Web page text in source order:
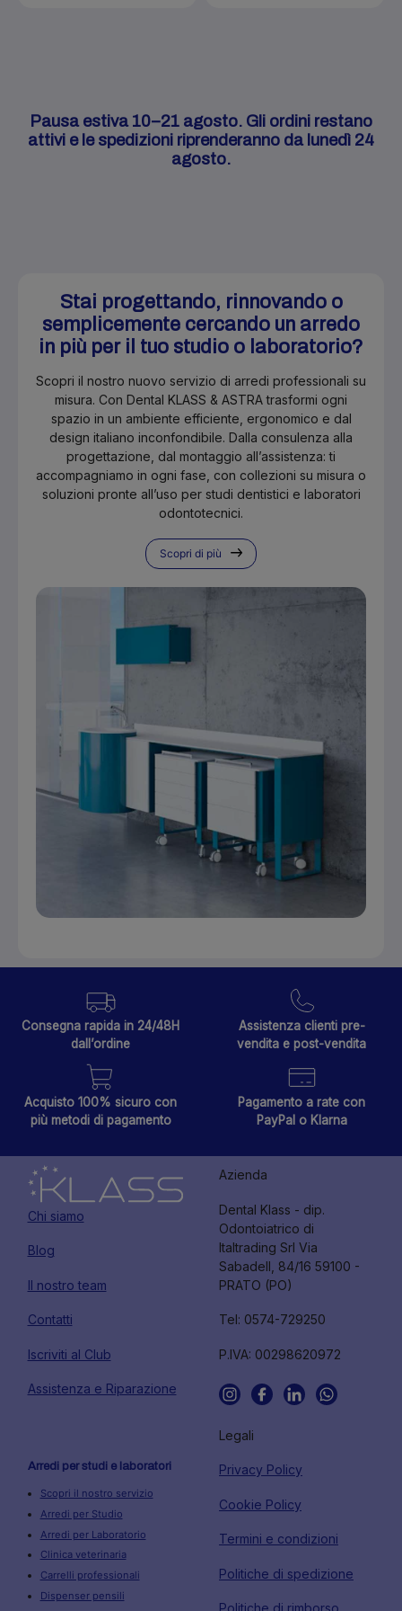
Pausa estiva 10–21 agosto. Gli ordini restano
attivi e le spedizioni riprenderanno da lunedì 24
agosto.
Stai progettando, rinnovando o
semplicemente cercando un arredo
in più per il tuo studio o laboratorio?
Scopri il nostro nuovo servizio di arredi professionali su
misura. Con Dental KLASS & ASTRA trasformi ogni
spazio in un ambiente efficiente, ergonomico e dal
design italiano inconfondibile. Dalla consulenza alla
progettazione, dal montaggio all’assistenza: ti
accompagniamo in ogni fase, con collezioni su misura o
soluzioni pronte all’uso per studi dentistici e laboratori
odontotecnici.
Scopri di più
Consegna rapida in 24/48H
dall’ordine
Assistenza clienti pre-
vendita e post-vendita
Acquisto 100% sicuro con
più metodi di pagamento
Pagamento a rate con
PayPal o Klarna
Chi siamo
Blog
Il nostro team
Contatti
Iscriviti al Club
Assistenza e Riparazione
Azienda
Dental Klass - dip.
Odontoiatrico di
Italtrading Srl Via
Sabadell, 84/16 59100 -
PRATO (PO)
Tel: 0574-729250
P.IVA: 00298620972
Arredi per studi e laboratori
Scopri il nostro servizio
Arredi per Studio
Arredi per Laboratorio
Clinica veterinaria
Carrelli professionali
Dispenser pensili
Legali
Privacy Policy
Cookie Policy
Termini e condizioni
Politiche di spedizione